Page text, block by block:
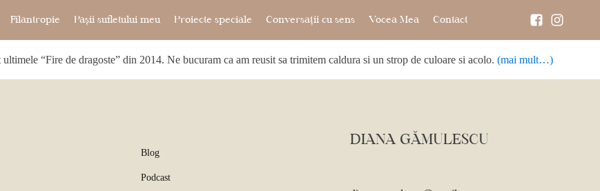
Filantropie Pașii sufletului meu Proiecte speciale Conversații cu sens Vocea Mea Contact
“Fire de dragoste” din 2014. Ne bucuram ca am reusit sa trimitem caldura si un strop de culoare si acolo. (mai mult…)
Blog
Podcast
DIANA GĂMULESCU